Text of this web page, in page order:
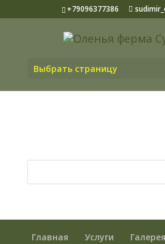
+79096377386
Выбрать страницу
Главная Услуги Галерея